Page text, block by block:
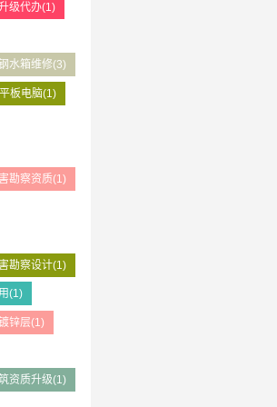
级代办(1)
水箱维修(3)
板电脑(1)
勘察资质(1)
勘察设计(1)
(1)
锌层(1)
资质升级(1)